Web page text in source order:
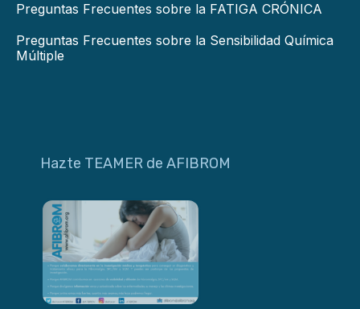
Preguntas Frecuentes sobre la FATIGA CRÓNICA
Preguntas Frecuentes sobre la Sensibilidad Química
Múltiple
Hazte TEAMER de AFIBROM